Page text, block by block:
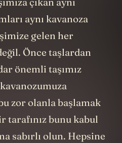
aynı kavanoza
gelen her
Önce taşlardan
önemli taşımız
zor olanla başlamak
tarafınız bunu kabul
sabırlı olun. Hepsine